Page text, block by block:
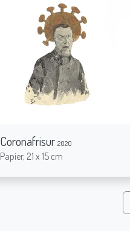
Coronafrisur 2020
Papier, 21 x 15 cm